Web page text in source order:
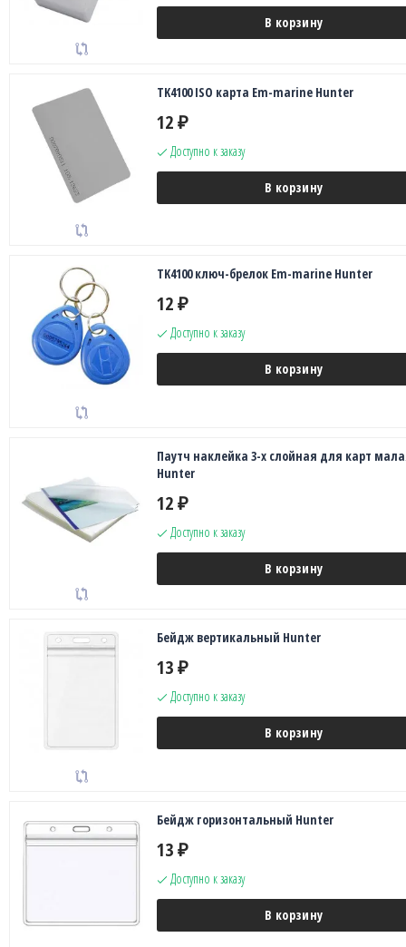
В корзину
TK4100 ISO карта Em-marine Hunter
12 ₽
Доступно к заказу
В корзину
TK4100 ключ-брелок Em-marine Hunter
12 ₽
Доступно к заказу
В корзину
Паутч наклейка 3-х слойная для карт
Hunter
12 ₽
Доступно к заказу
В корзину
Бейдж вертикальный Hunter
13 ₽
Доступно к заказу
В корзину
Бейдж горизонтальный Hunter
13 ₽
Доступно к заказу
В корзину